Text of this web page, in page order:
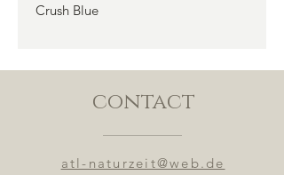
Crush Blue
contact
atl-naturzeit@web.de